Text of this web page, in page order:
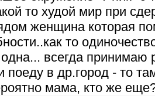
то худой мир при
женщина которая
то
всегда принимаю
поеду в др.город - то
мама, кто же